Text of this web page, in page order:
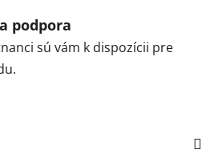
podpora
sú vám k dispozícii pre